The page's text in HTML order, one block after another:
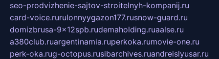
seo-prodvizhenie-sajtov-stroitelnyh-kompanij.ru
card-voice.rurulonnyygazon177.rusnow-guard.ru
domizbrusa-9x12spb.rudemaholding.ruaalse.ru
a380club.ruargentinamia.ruperkoka.rumovie-one.ru
perk-oka.rug-octopus.rusibarchives.ruandreislyusar.ru